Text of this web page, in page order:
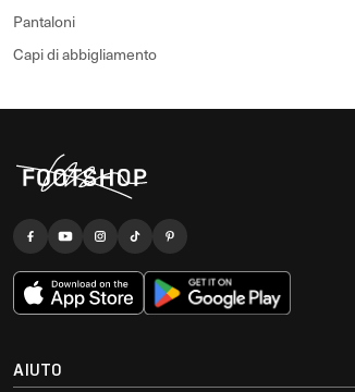
Pantaloni
Capi di abbigliamento
AIUTO